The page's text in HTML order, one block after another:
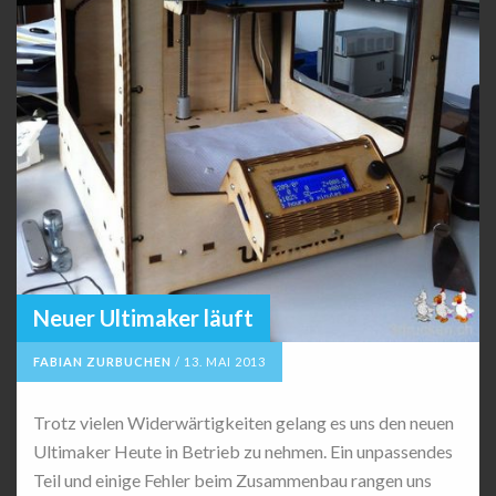
Neuer Ultimaker läuft
FABIAN ZURBUCHEN / 13. MAI 2013
Trotz vielen Widerwärtigkeiten gelang es uns den neuen
Ultimaker Heute in Betrieb zu nehmen. Ein unpassendes
Teil und einige Fehler beim Zusammenbau rangen uns